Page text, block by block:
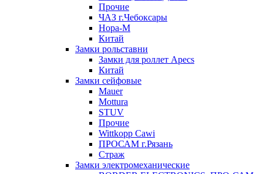
Прочие
ЧАЗ г.Чебоксары
Нора-М
Китай
Замки рольставни
Замки для роллет Apecs
Китай
Замки сейфовые
Mauer
Mottura
STUV
Прочие
Wittkopp Cawi
ПРОСАМ г.Рязань
Страж
Замки электромеханические